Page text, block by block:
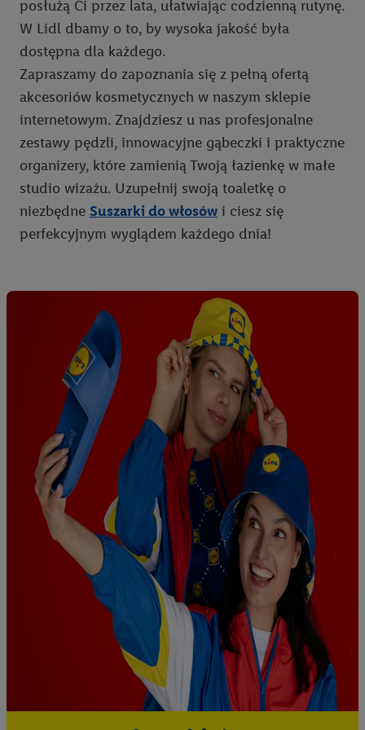
posłużą Ci przez lata, ułatwiając codzienną rutynę.
W Lidl dbamy o to, by wysoka jakość była
dostępna dla każdego.
Zapraszamy do zapoznania się z pełną ofertą
akcesoriów kosmetycznych w naszym sklepie
internetowym. Znajdziesz u nas profesjonalne
zestawy pędzli, innowacyjne gąbeczki i praktyczne
organizery, które zamienią Twoją łazienkę w małe
studio wizażu. Uzupełnij swoją toaletkę o
niezbędne Suszarki do włosów i ciesz się
perfekcyjnym wyglądem każdego dnia!
który utworzy identyfikator dla Utiq przy użyciu adresu IP i
numeru referencyjnego konta klienta, takiego jak numer
telefonu komórkowego. Identyfikator ten zostanie
wykorzystany do rozpoznania użytkownika i zebrania
informacji o sposobie korzystania przez niego z usług Lidl. W
szczególności technologia ta może być również
wykorzystywana do rozpoznawania użytkownika w usługach
obsługiwanych przez podmioty trzecie, abyśmy mogli
wyświetlać mu tam spersonalizowane reklamy. Zgodę na
korzystanie z technologii Utiq można wycofać w dowolnym
momencie za pośrednictwem portalu ochrony
danych Utiq
("consenthub")lub poprzez "Dostosuj"/"Korzystanie z
technologii Utiq opartej na telekomunikacji do celów
polityce prywatności Utiq
Kliknięcie w przycisk "Odrzuć" powoduje, że aktywne są
wyłącznie technicznie niezbędne technologie. Klikając
"Zgadzam się", użytkownik wyraża zgodę na przetwarzanie
danych we wszystkich wyżej wymienionych celach, w tym na
współpracę ze wszystkimi wymienionymi partnerami. Dalsze
informacje, w tym okresy przechowywania danych i prawo do
cofnięcia zgody w dowolnym momencie ze skutkiem na
przyszłość, można znaleźć w naszej
polityce prywatności .
Informacje dot. Administratorów można znaleźćtutaj
sekcji "Dostosuj" możesz wyrazić zgodę na poszczególne cele
wykorzystania danych oraz dla partnerów ; dotyczy to również
celów i funkcji wymienionych poniżej w formie słów
kluczowych w kontekście korzystania z IAB TCF do celów
reklamowych i pomiaru wydajności:
Zapewnienie bezpieczeństwa, zapobieganie i wykrywanie
oszustw oraz rozwiązywanie problemów, dostarczanie i
wyświetlanie reklam i treści, synchronizacja i łączenie danych
z różnych źródeł, łączenie różnych urządzeń, identyfikacja
urządzeń na podstawie automatycznie przesyłanych
informacji, mierzenie sukcesu kampanii reklamowych za